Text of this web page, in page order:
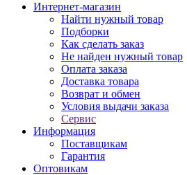
Интернет-магазин
Найти нужный товар
Подборки
Как сделать заказ
Не найден нужный товар
Оплата заказа
Доставка товара
Возврат и обмен
Условия выдачи заказа
Сервис
Информация
Поставщикам
Гарантия
Оптовикам